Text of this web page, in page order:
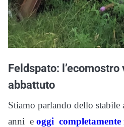
Feldspato:
abbattuto
Stiamo parlando dello stabile
anni e oggi completamente